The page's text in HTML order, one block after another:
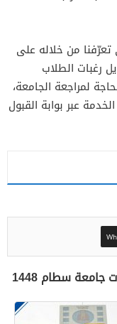
من خلاله على
رغبات الطلاب
لمراجعة الجامعة،
عبر بوابة القبول
سطام 1448